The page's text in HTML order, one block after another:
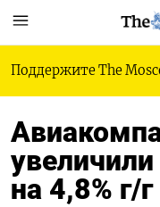
Поддержите The
на 4,8% г/